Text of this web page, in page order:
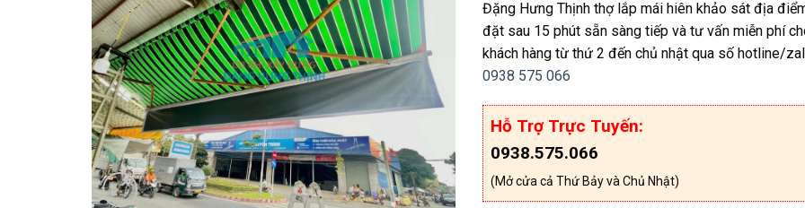
Đặng Hưng Thịnh thợ lắp mái hiên khảo sát địa
đặt sau 15 phút sẵn sàng tiếp và tư vấn miễn phí
khách hàng từ thứ 2 đến chủ nhật qua số hotline/
0938 575 066
Hỗ Trợ Trực Tuyến:
0938.575.066
(Mở cửa cả Thứ Bảy và Chủ Nhật)